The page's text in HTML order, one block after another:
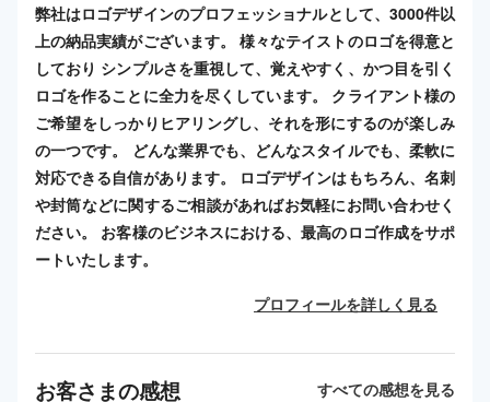
弊社はロゴデザインのプロフェッショナルとして、3000件以
上の納品実績がございます。 様々なテイストのロゴを得意と
しており シンプルさを重視して、覚えやすく、かつ目を引く
ロゴを作ることに全力を尽くしています。 クライアント様の
ご希望をしっかりヒアリングし、それを形にするのが楽しみ
の一つです。 どんな業界でも、どんなスタイルでも、柔軟に
対応できる自信があります。 ロゴデザインはもちろん、名刺
や封筒などに関するご相談があればお気軽にお問い合わせく
ださい。 お客様のビジネスにおける、最高のロゴ作成をサポ
ートいたします。
プロフィールを詳しく見る
お客さまの感想 すべての感想を見る